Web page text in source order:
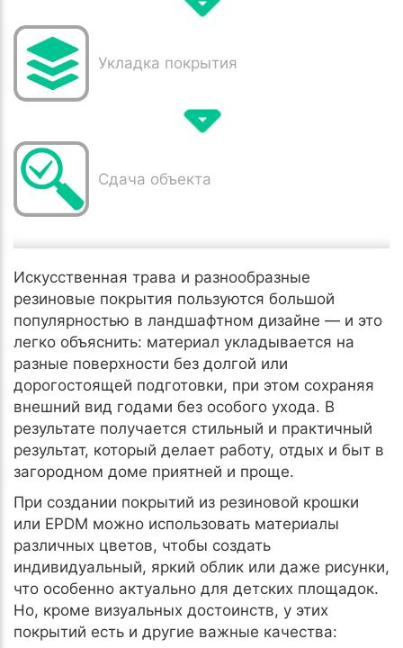
Укладка покрытия
Сдача объекта
Искусственная трава и разнообразные
резиновые покрытия пользуются большой
популярностью в ландшафтном дизайне — и это
легко объяснить: материал укладывается на
разные поверхности без долгой или
дорогостоящей подготовки, при этом сохраняя
внешний вид годами без особого ухода. В
результате получается стильный и практичный
результат, который делает работу, отдых и быт в
загородном доме приятней и проще.
При создании покрытий из резиновой крошки
или EPDM можно использовать материалы
различных цветов, чтобы создать
индивидуальный, яркий облик или даже рисунки,
что особенно актуально для детских площадок.
Но, кроме визуальных достоинств, у этих
покрытий есть и другие важные качества: